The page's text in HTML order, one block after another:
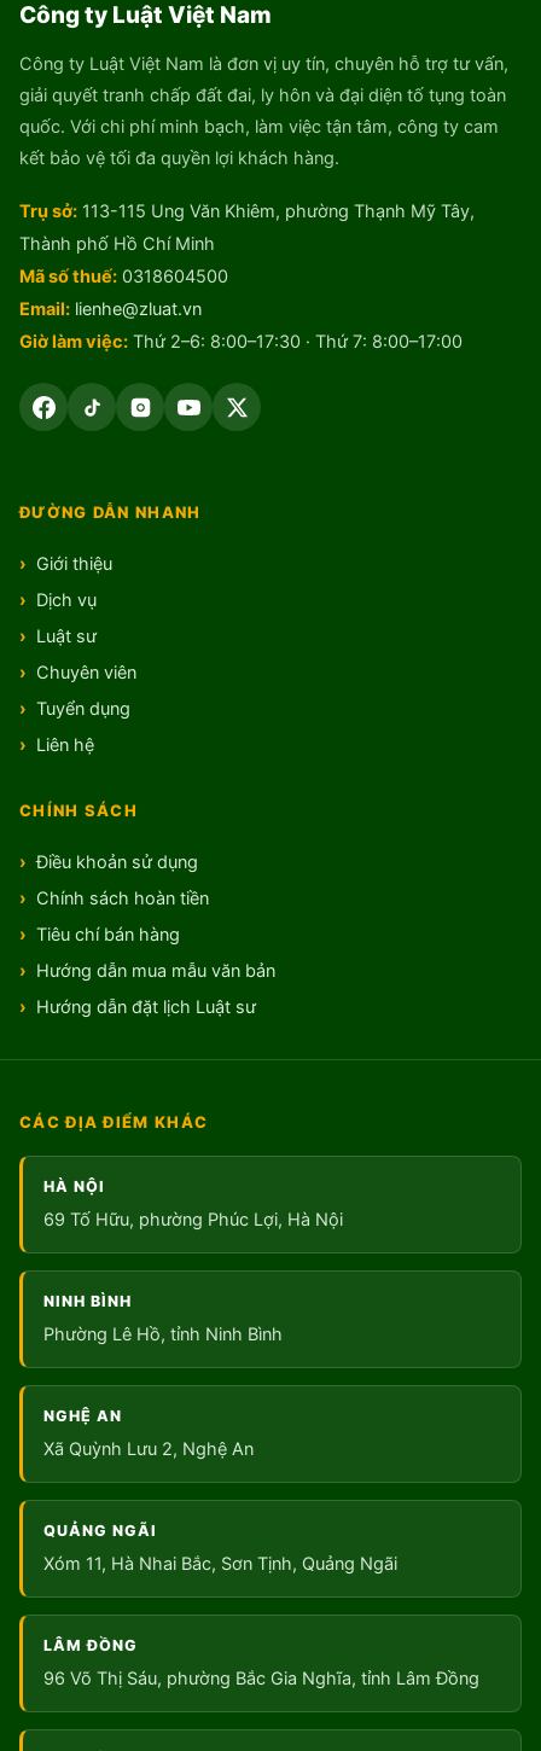
Công ty Luật Việt Nam
Công ty Luật Việt Nam là đơn vị uy tín, chuyên hỗ trợ tư vấn,
giải quyết tranh chấp đất đai, ly hôn và đại diện tố tụng toàn
quốc. Với chi phí minh bạch, làm việc tận tâm, công ty cam
kết bảo vệ tối đa quyền lợi khách hàng.
Trụ sở: 113-115 Ung Văn Khiêm, phường Thạnh Mỹ Tây,
Thành phố Hồ Chí Minh
Mã số thuế: 0318604500
Email: lienhe@zluat.vn
Giờ làm việc: Thứ 2–6: 8:00–17:30 · Thứ 7: 8:00–17:00
ĐƯỜNG DẪN NHANH
Giới thiệu
Dịch vụ
Luật sư
Chuyên viên
Tuyển dụng
Liên hệ
CHÍNH SÁCH
Điều khoản sử dụng
Chính sách hoàn tiền
Tiêu chí bán hàng
Hướng dẫn mua mẫu văn bản
Hướng dẫn đặt lịch Luật sư
CÁC ĐỊA ĐIỂM KHÁC
HÀ NỘI
69 Tố Hữu, phường Phúc Lợi, Hà Nội
NINH BÌNH
Phường Lê Hồ, tỉnh Ninh Bình
NGHỆ AN
Xã Quỳnh Lưu 2, Nghệ An
QUẢNG NGÃI
Xóm 11, Hà Nhai Bắc, Sơn Tịnh, Quảng Ngãi
LÂM ĐỒNG
96 Võ Thị Sáu, phường Bắc Gia Nghĩa, tỉnh Lâm Đồng